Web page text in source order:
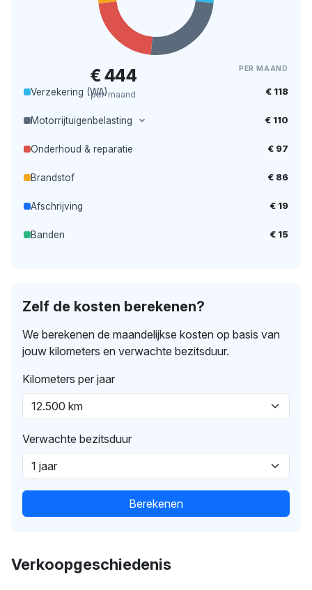
€ 444
per maand
PER MAAND
Verzekering (WA) € 118
Motorrijtuigenbelasting € 110
Onderhoud & reparatie € 97
Brandstof € 86
Afschrijving € 19
Banden € 15
Zelf de kosten berekenen?
We berekenen de maandelijkse kosten op basis van
jouw kilometers en verwachte bezitsduur.
Kilometers per jaar
Verwachte bezitsduur
Berekenen
Verkoopgeschiedenis